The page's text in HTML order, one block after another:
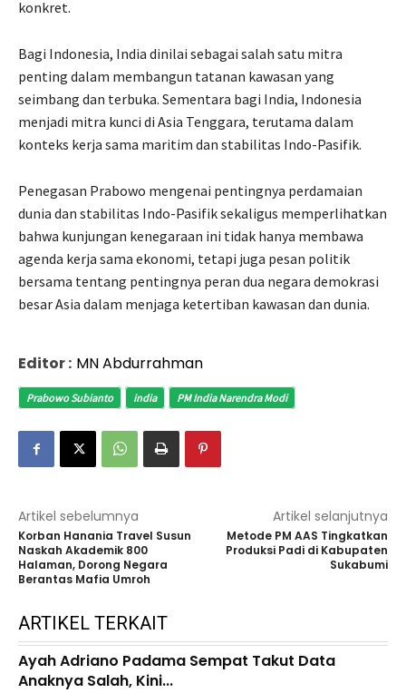
konkret.
Bagi Indonesia, India dinilai sebagai salah satu mitra
penting dalam membangun tatanan kawasan yang
seimbang dan terbuka. Sementara bagi India, Indonesia
menjadi mitra kunci di Asia Tenggara, terutama dalam
konteks kerja sama maritim dan stabilitas Indo-Pasifik.
Penegasan Prabowo mengenai pentingnya perdamaian
dunia dan stabilitas Indo-Pasifik sekaligus memperlihatkan
bahwa kunjungan kenegaraan ini tidak hanya membawa
agenda kerja sama ekonomi, tetapi juga pesan politik
bersama tentang pentingnya peran dua negara demokrasi
besar Asia dalam menjaga ketertiban kawasan dan dunia.
Editor : MN Abdurrahman
Prabowo Subianto india PM India Narendra Modi
Artikel sebelumnya
Korban Hanania Travel Susun
Naskah Akademik 800
Halaman, Dorong Negara
Berantas Mafia Umroh
Artikel selanjutnya
Metode PM AAS Tingkatkan
Produksi Padi di Kabupaten
Sukabumi
ARTIKEL TERKAIT
Ayah Adriano Padama Sempat Takut Data
Anaknya Salah, Kini...